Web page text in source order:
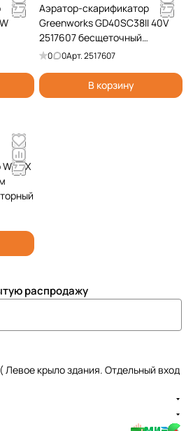
Аэратор-скарификатор
Greenworks GD40SC38II 40V
2517607 бесщеточный
аккумуляторный
0 0Арт.2517607
В корзину
распродажу
Левое крыло здания. Отдельный вход